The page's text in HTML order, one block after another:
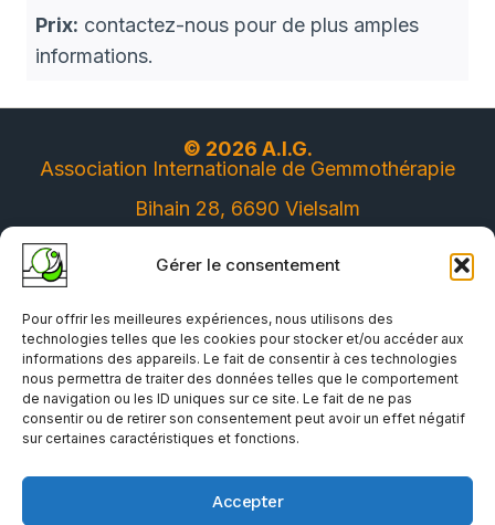
Gérer le consentement
Pour offrir les meilleures expériences, nous utilisons des
technologies telles que les cookies pour stocker et/ou accéder aux
informations des appareils. Le fait de consentir à ces technologies
nous permettra de traiter des données telles que le comportement
de navigation ou les ID uniques sur ce site. Le fait de ne pas
consentir ou de retirer son consentement peut avoir un effet négatif
sur certaines caractéristiques et fonctions.
Accepter
Prix: contactez-nous pour de plus amples
informations.
© 2026 A.I.G.
Association Internationale de Gemmothérapie
Bihain 28, 6690 Vielsalm
Inscrivez-vous à notre
newsletter et recevez
gratuitement le "Petit
traité de Gemmothérapie"
(version pdf)